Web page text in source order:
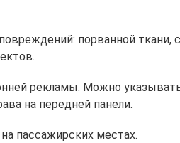
порванной ткани,
рекламы. Можно
на передней панели.
пассажирских местах.